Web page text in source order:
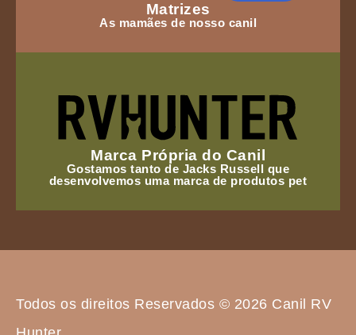
Matrizes
As mamães de nosso canil
Marca Própria do Canil
Gostamos tanto de Jacks Russell que
desenvolvemos uma marca de produtos pet
Todos os direitos Reservados © 2026 Canil RV